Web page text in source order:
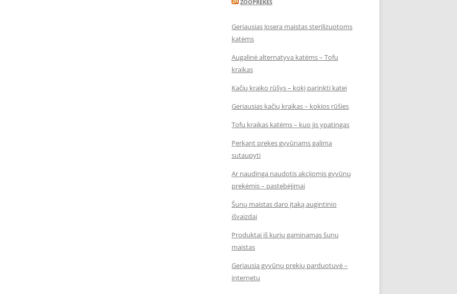
ZOOPREKĖS
Geriausias Josera maistas sterilizuotoms
katėms
Augalinė alternatyva katėms – Tofu
kraikas
Kačių kraiko rūšys – kokį parinkti katei
Geriausias kačių kraikas – kokios rūšies
Tofu kraikas katėms – kuo jis ypatingas
Perkant prekes gyvūnams galima
sutaupyti
Ar naudinga naudotis akcijomis gyvūnų
prekėmis – pastebėjimai
Šunų maistas daro įtaką augintinio
išvaizdai
Produktai iš kurių gaminamas šunų
maistas
Geriausia gyvūnų prekių parduotuvė –
internetu